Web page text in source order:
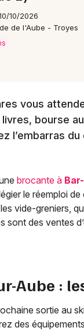
10/2026
de l'Aube - Troyes
vous
bourse
l’embarras
brocante à
le réemploi
vide-greniers,
sont des ventes
Aube :
sortie au
des